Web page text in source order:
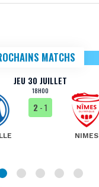
MATCHS
JEU 30 JUILLET
18H00
2 - 1
NIMES